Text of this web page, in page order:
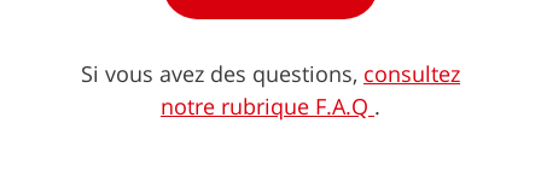
Si vous avez des questions, consultez
notre rubrique F.A.Q .